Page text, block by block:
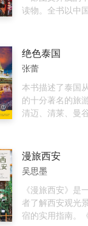
介绍和精美的图
连文：北京清华
浪潮LG数字移动
后于2010年离职
游方面的研究和
作为特约作者为
吉林出版社出版
孩的冒险书》之
卷、极地卷（由
社出版）等丛书
读物。全书以中
貌、水系、自然
国地理知识的诸
共分10册，选取
知识点，插配了
内容相关的精美
美丽与神奇。生
装帧设计，使广
取地理知识的同
位多角度的阅读
绝色泰国
张蕾
本书描述了泰国
的十分著名的旅
清迈、清莱、曼
柔和的佛光总是
的文艺中氤氲着
的躁动与繁华；
漫的地方，银沙
一曲阳光与大海
漫旅西安
吴思墨
《漫旅西安》是
者了解西安观光
宿的实用指南。